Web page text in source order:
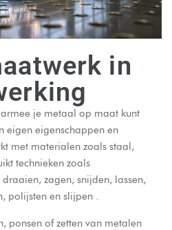
in
je metaal op maat kunt
eigen eigenschappen en
met materialen zoals staal,
technieken zoals
zagen, snijden, lassen,
polijsten en slijpen .
ponsen of zetten van metalen